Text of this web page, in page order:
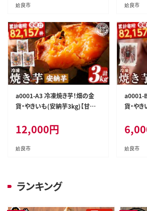
姶良市 姶良市
a0001-A3 冷凍焼き芋！畑の金
貨・やきいも(安納芋3kg)【甘い
冷凍 焼芋 やきいも さつまいも
さつま芋 熟成 蜜
12,000円
姶良市
a0001-
貨・や
姶良市
ランキング